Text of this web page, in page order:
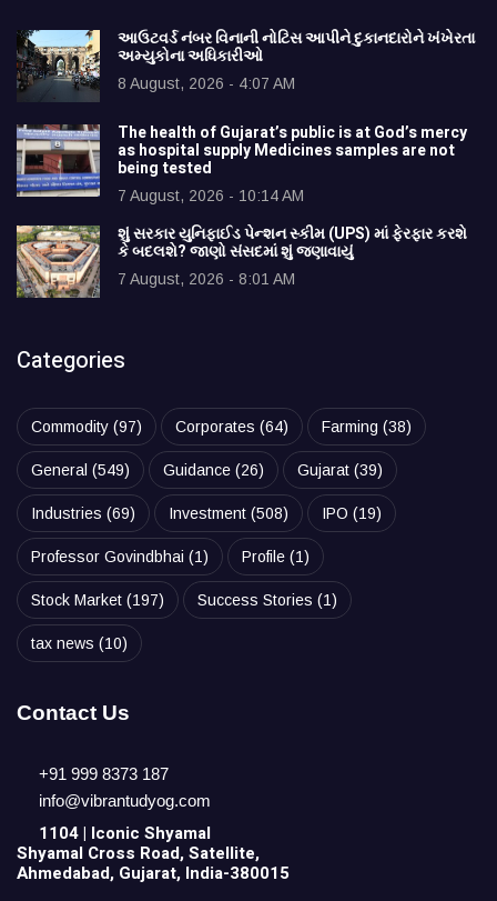
આઉટવર્ડ નંબર વિનાની નોટિસ આપીને દુકાનદારોને ખંખેરતા
અમ્યુકોના અધિકારીઓ
8 August, 2026 - 4:07 AM
The health of Gujarat’s public is at God’s mercy
as hospital supply Medicines samples are not
being tested
7 August, 2026 - 10:14 AM
શું સરકાર યુનિફાઈડ પેન્શન સ્કીમ (UPS) માં ફેરફાર કરશે
કે બદલશે? જાણો સંસદમાં શું જણાવાયું
7 August, 2026 - 8:01 AM
Categories
Commodity (97) Corporates (64) Farming (38)
General (549) Guidance (26) Gujarat (39)
Industries (69) Investment (508) IPO (19)
Professor Govindbhai (1) Profile (1)
Stock Market (197) Success Stories (1)
tax news (10)
Contact Us
+91 999 8373 187
info@vibrantudyog.com
1104 | Iconic Shyamal
Shyamal Cross Road, Satellite,
Ahmedabad, Gujarat, India-380015